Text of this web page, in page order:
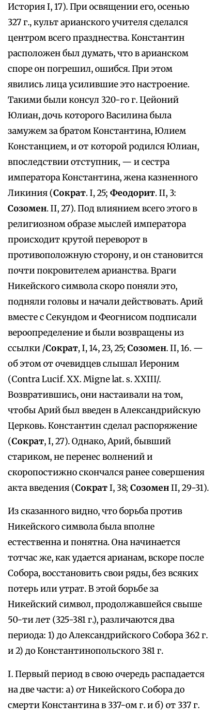
История I, 17). При освящении его, осенью
327 г., культ арианского учителя сделался
центром всего празднества. Константин
расположен был думать, что в арианском
споре он погрешил, ошибся. При этом
явились лица усилившие это настроение.
Такими были консул 320-го г. Цейоний
Юлиан, дочь которого Василина была
замужем за братом Константина, Юлием
Констанцием, и от которой родился Юлиан,
впоследствии отступник, — и сестра
императора Константина, жена казненного
Ликиния (Сократ. I, 25; Феодорит. II, 3:
Созомен. II, 27). Под влиянием всего этого в
религиозном образе мыслей императора
происходит крутой переворот в
противоположную сторону, и он становится
почти покровителем арианства. Враги
Никейского символа скоро поняли это,
подняли головы и начали действовать. Арий
вместе с Секундом и Феогнисом подписали
вероопределение и были возвращены из
ссылки /Сократ, I, 14, 23, 25; Созомен. II, 16. —
об этом от очевидцев слышал Иероним
(Contra Lucif. XX. Migne lat. s. XXIII/.
Возвратившись, они настаивали на том,
чтобы Арий был введен в Александрийскую
Церковь. Константин сделал распоряжение
(Сократ, I, 27). Однако, Арий, бывший
стариком, не перенес волнений и
скоропостижно скончался ранее совершения
акта введения (СократI, 38; СозоменII, 29-31).
Из сказанного видно, что борьба против
Никейского символа была вполне
естественна и понятна. Она начинается
тотчас же, как удается арианам, вскоре после
Собора, восстановить свои ряды, без всяких
потерь или утрат. В этой борьбе за
Никейский символ, продолжавшейся свыше
50-ти лет (325-381 г.), различаются два
периода: 1) до Александрийского Собора 362 г.
и 2) до Константинопольского 381 г.
I. Первый период в свою очередь распадается
на две части: а) от Никейского Собора до
смерти Константина в 337-ом г. и б) от 337 г.